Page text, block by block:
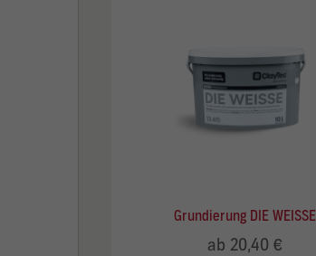
Grundierung DIE WEISSE
ab 20,40 €